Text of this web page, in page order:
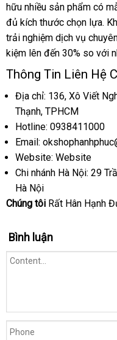
hữu nhiều sản phẩm có
đủ kích thước chọn lựaqua
.
trải nghiệm dịch vụ
kiệm lớn
lên đến 30% so nội
địa
với
Thông Tin Liên Hệ
Địa chỉ: 136cao
cấp
, Xô Viết
Thạnhkhách
hàng
, TPHCM
Hotline: 0938411000
Email:
Website: Website
Chi nhánh Hà Nội: 29
Hà Nội
Chúng tôi Rất Hân Hạnh
Bình luận